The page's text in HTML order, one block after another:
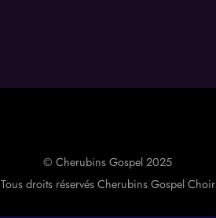
© Cherubins Gospel 2025
Tous droits réservés Cherubins Gospel Choir